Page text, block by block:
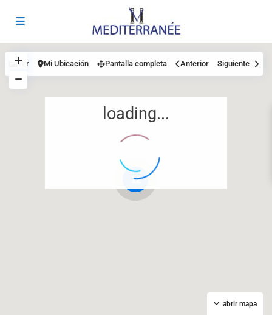
12
loading...
abrir mapa
Ver Mi Ubicación Pantalla completa Anterior Siguiente